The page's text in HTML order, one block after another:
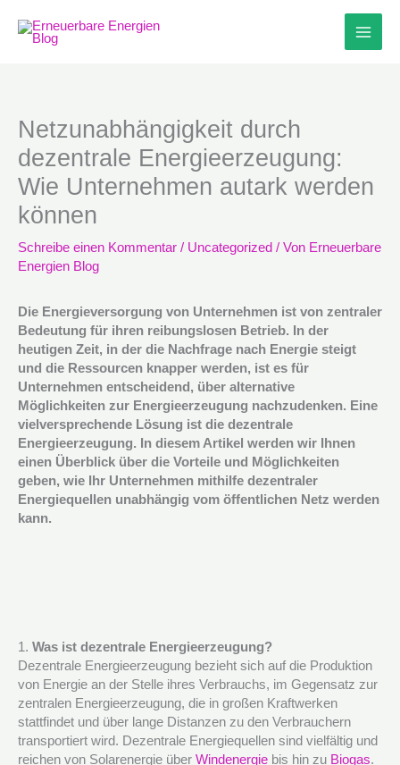
Inhalt
springen
Netzunabhängigkeit durch
dezentrale Energieerzeugung:
Wie Unternehmen autark werden
können
Schreibe einen Kommentar / Uncategorized / Von Erneuerbare
Energien Blog
Die Energieversorgung von Unternehmen ist von zentraler
Bedeutung für ihren reibungslosen Betrieb. In der
heutigen Zeit, in der die Nachfrage nach Energie steigt
und die Ressourcen knapper werden, ist es für
Unternehmen entscheidend, über alternative
Möglichkeiten zur Energieerzeugung nachzudenken. Eine
vielversprechende Lösung ist die dezentrale
Energieerzeugung. In diesem Artikel werden wir Ihnen
einen Überblick über die Vorteile und Möglichkeiten
geben, wie Ihr Unternehmen mithilfe dezentraler
Energiequellen unabhängig vom öffentlichen Netz werden
kann.
1. Was ist dezentrale Energieerzeugung?
Dezentrale Energieerzeugung bezieht sich auf die Produktion
von Energie an der Stelle ihres Verbrauchs, im Gegensatz zur
zentralen Energieerzeugung, die in großen Kraftwerken
stattfindet und über lange Distanzen zu den Verbrauchern
transportiert wird. Dezentrale Energiequellen sind vielfältig und
reichen von Solarenergie über Windenergie bis hin zu Biogas.